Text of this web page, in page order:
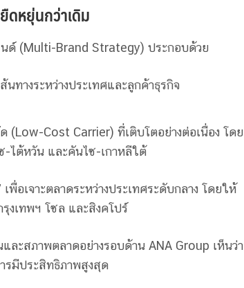
ดหยุ่นกว่าเดิม
ด์ (Multi-Brand Strategy) ประกอบด้วย
ทางระหว่างประเทศและลูกค้าธุรกิจ
(Low-Cost Carrier) ที่เติบโตอย่างต่อเนื่อง โดย
-ไต้หวัน และคันไซ-เกาหลีใต้
อเจาะตลาดระหว่างประเทศระดับกลาง โดยให้
งเทพฯ โซล และสิงคโปร์
ละสภาพตลาดอย่างรอบด้าน ANA Group เห็นว่า
รมีประสิทธิภาพสูงสุด